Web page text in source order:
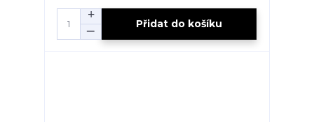
Přidat do košíku